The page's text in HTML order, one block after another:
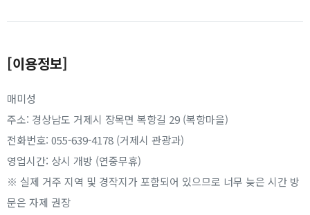
[이용정보]
매미성
주소: 경상남도 거제시 장목면 복항길 29 (복항마을)
전화번호: 055-639-4178 (거제시 관광과)
영업시간: 상시 개방 (연중무휴)
※ 실제 거주 지역 및 경작지가 포함되어 있으므로 너무 늦은 시간 방
문은 자제 권장